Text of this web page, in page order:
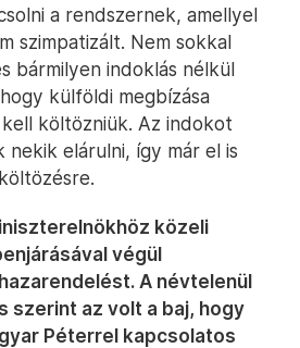
a rendszernek, amellyel
szimpatizált. Nem sokkal
bármilyen indoklás nélkül
külföldi megbízása
kell költözniük. Az indokot
nekik elárulni, így már el is
közeli
végül
A névtelenül
szerint az volt a baj, hogy
Péterrel kapcsolatos